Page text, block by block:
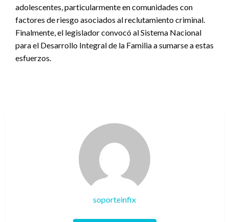
adolescentes, particularmente en comunidades con
factores de riesgo asociados al reclutamiento criminal.
Finalmente, el legislador convocó al Sistema Nacional
para el Desarrollo Integral de la Familia a sumarse a estas
esfuerzos.
soporteinfix